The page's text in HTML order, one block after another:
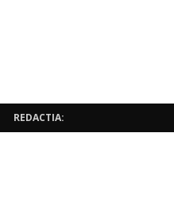
REDACTIA: